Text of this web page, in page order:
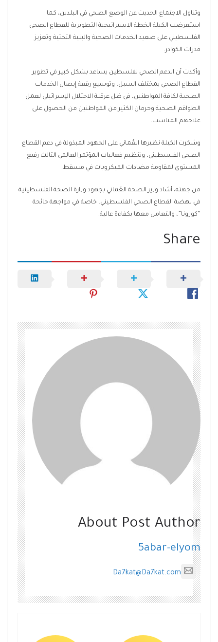
وتناول الاجتماع الحديث عن الوضع الصحي في البلدين، كما
استعرضت الكيلة الخطة الاستراتيجية التطويرية للقطاع الصحي
الفلسطيني على صعيد الخدمات الصحية والبنية التحتية وتعزيز
قدرات الكوادر.
وأكدت أن الدعم الصحي لفلسطين يساعد بشكل كبير في تطوير
القطاع الصحي بمختلف السبل، وتوسيع رقعة إيصال الخدمات
الصحية لكافة المواطنين، في ظل عرقلة الاحتلال الإسرائيلي لعمل
الطواقم الصحية وحرمان الكثير من المواطنين من الحصول على
علاجهم المناسب.
وشكرت الكيلة نظيرها العُماني على الجهود المبذولة في دعم القطاع
الصحي الفلسطيني، وتنظيم فعاليات المؤتمر العالمي الثالث رفيع
المستوى لمقاومة مضادات الميكروبات في مسقط.
من جهته، أشاد وزير الصحة العُماني بجهود وزارة الصحة الفلسطينية
في نهضة القطاع الصحي الفلسطيني، خاصة في مواجهة جائحة
“كورونا”، والتعامل معها بكفاءة عالية.
Share
About Post Author
5abar-elyom
Da7kat@Da7kat.com